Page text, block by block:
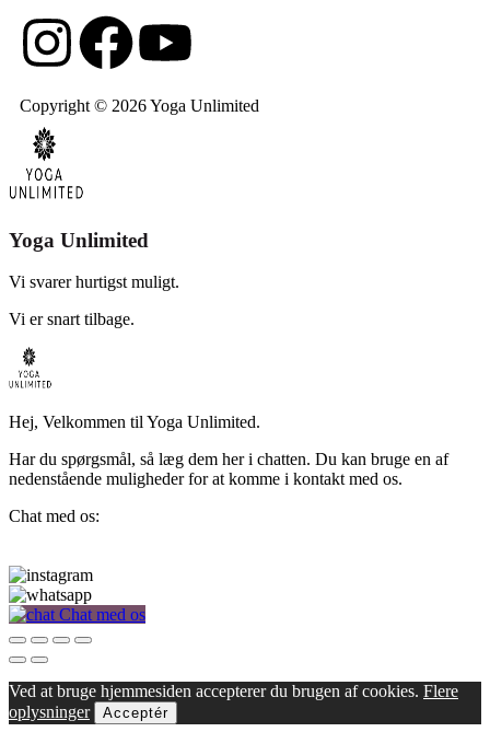
Copyright © 2026 Yoga Unlimited
Yoga Unlimited
Vi svarer hurtigst muligt.
Vi er snart tilbage.
Hej, Velkommen til Yoga Unlimited.
Har du spørgsmål, så læg dem her i chatten. Du kan bruge en af
nedenstående muligheder for at komme i kontakt med os.
Chat med os:
Chat med os
Ved at bruge hjemmesiden accepterer du brugen af cookies. Flere
oplysninger
Acceptér